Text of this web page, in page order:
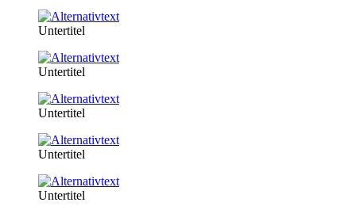
Untertitel
Untertitel
Untertitel
Untertitel
Untertitel